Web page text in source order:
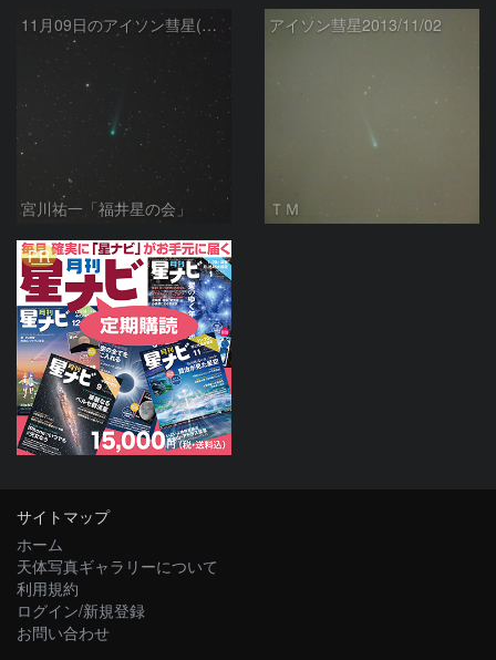
11月09日のアイソン彗星(C/2012 S1)
宮川祐一「福井星の会」
アイソン彗星2013/11/02
ＴＭ
PR
サイトマップ
ホーム
天体写真ギャラリーについて
利用規約
ログイン/新規登録
お問い合わせ